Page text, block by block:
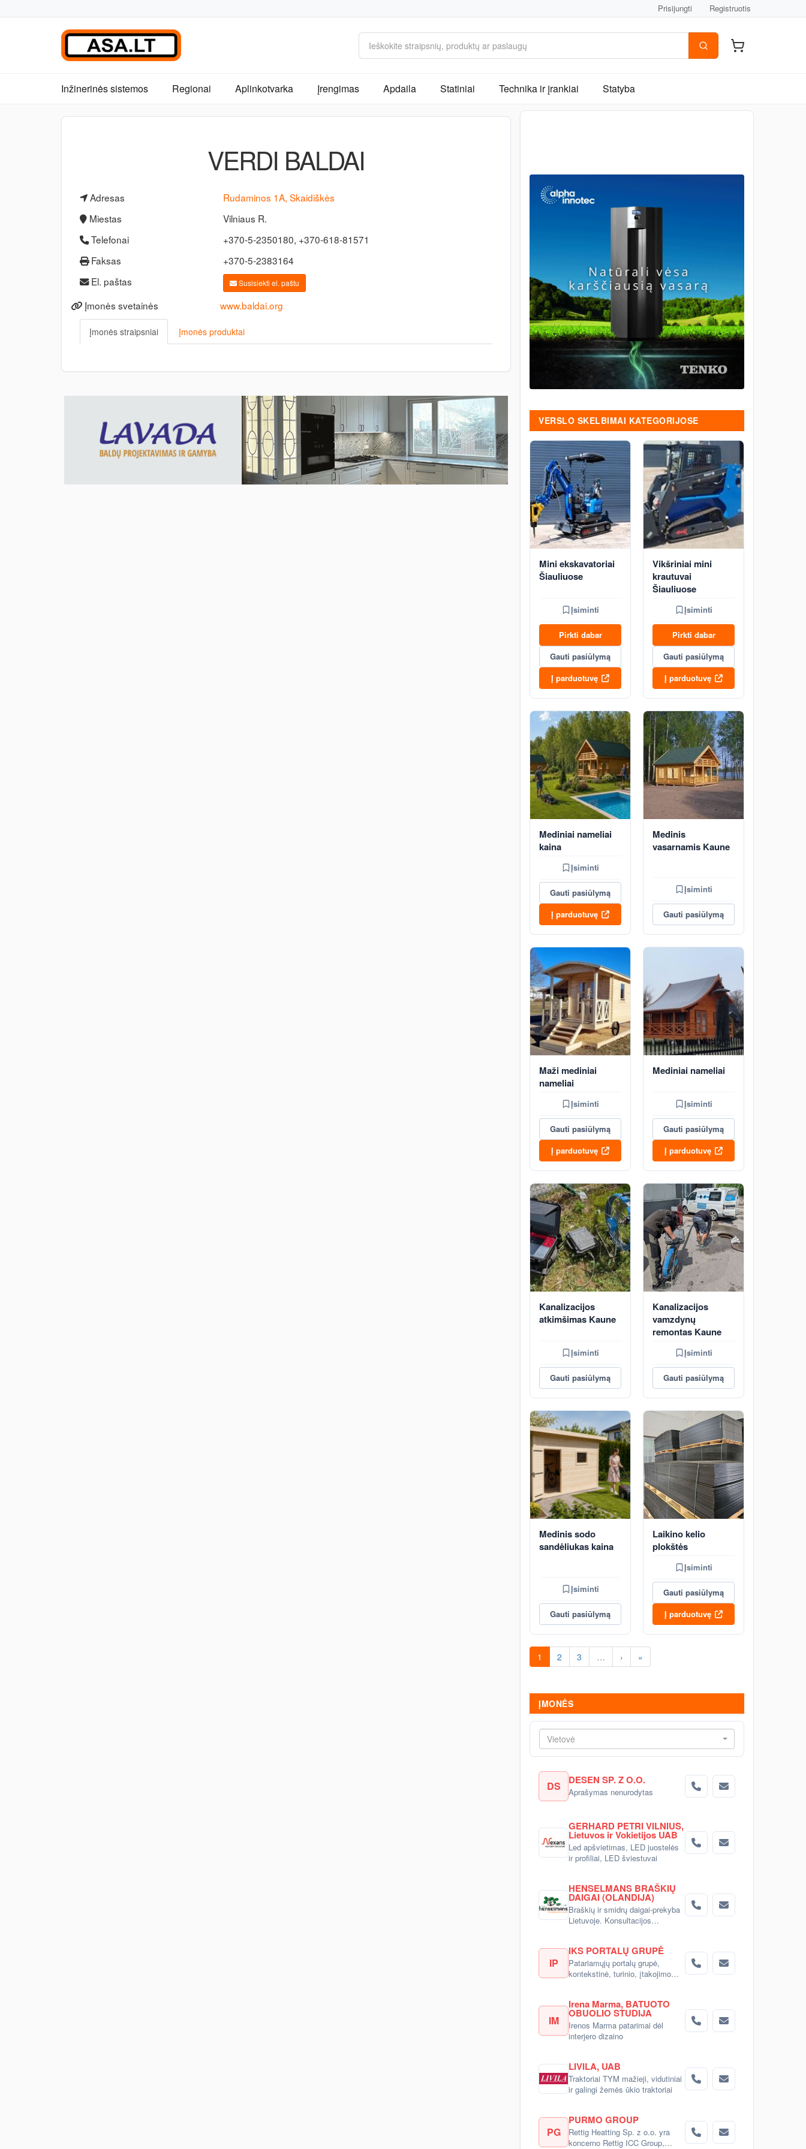
Prisijungti Registruotis
Inžinerinės sistemos Regionai Aplinkotvarka Įrengimas Apdaila Statiniai Technika ir įrankiai Statyba
VERDI BALDAI
Adresas
Rudaminos 1A, Skaidiškės
Miestas
Vilniaus R.
Telefonai
+370-5-2350180, +370-618-81571
Faksas
+370-5-2383164
El. paštas
Susisiekti el. paštu
Įmonės svetainės www.baldai.org
Įmonės straipsniai Įmonės produktai
VERSLO SKELBIMAI KATEGORIJOSE
Mini ekskavatoriai
Šiauliuose
Įsiminti
Pirkti dabar
Gauti pasiūlymą
Į parduotuvę
Vikšriniai mini
krautuvai
Šiauliuose
Įsiminti
Pirkti dabar
Gauti pasiūlymą
Į parduotuvę
Mediniai nameliai
kaina
Įsiminti
Gauti pasiūlymą
Į parduotuvę
Medinis
vasarnamis Kaune
Įsiminti
Gauti pasiūlymą
Maži mediniai
nameliai
Įsiminti
Gauti pasiūlymą
Į parduotuvę
Mediniai nameliai
Įsiminti
Gauti pasiūlymą
Į parduotuvę
Kanalizacijos
atkimšimas Kaune
Įsiminti
Gauti pasiūlymą
Kanalizacijos
vamzdynų
remontas Kaune
Įsiminti
Gauti pasiūlymą
Medinis sodo
sandėliukas kaina
Įsiminti
Gauti pasiūlymą
Laikino kelio
plokštės
Įsiminti
Gauti pasiūlymą
Į parduotuvę
1 2 3 … › »
ĮMONĖS
Vietovė
DS DESEN SP. Z O.O.
Aprašymas nenurodytas
GERHARD PETRI VILNIUS,
Lietuvos ir Vokietijos UAB
Led apšvietimas, LED juostelės
ir profiliai, LED šviestuvai
HENSELMANS BRAŠKIŲ
DAIGAI (OLANDIJA)
Braškių ir smidrų daigai-prekyba
Lietuvoje. Konsultacijos
IP
IKS PORTALŲ GRUPĖ
Patariamųjų portalų grupė,
kontekstinė, turinio, įtakojimo
IM
Irena Marma, BATUOTO
OBUOLIO STUDIJA
Irenos Marma patarimai dėl
interjero dizaino
LIVILA, UAB
Traktoriai TYM mažieji, vidutiniai
ir galingi žemės ūkio traktoriai
PG
PURMO GROUP
Rettig Heatting Sp. z o.o. yra
koncerno Rettig ICC Group,